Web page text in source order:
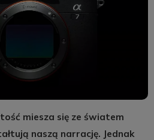
miesza się ze światem
naszą narrację. Jednak